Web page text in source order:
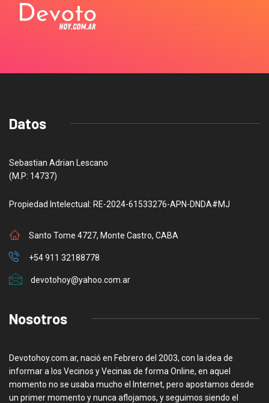
Datos
Sebastian Adrian Lescano
(M.P: 14737)
Propiedad Intelectual: RE-2024-61533276-APN-DNDA#MJ
Santo Tome 4727, Monte Castro, CABA
+54 911 32188778
devotohoy@yahoo.com.ar
Nosotros
Devotohoy.com.ar, nació en Febrero del 2003, con la idea de
informar a los Vecinos y Vecinas de forma Online, en aquel
momento no se usaba mucho el Internet, pero apostamos desde
un primer momento y nunca aflojamos, y seguimos siendo el